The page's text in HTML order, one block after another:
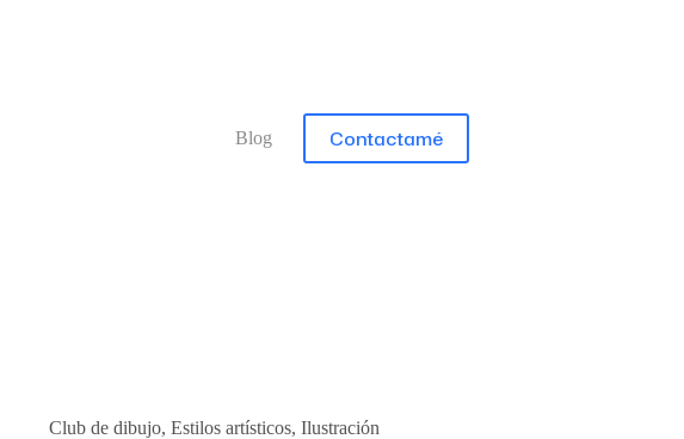
Blog Contactamé
Club de dibujo,Estilos artísticos,Ilustración